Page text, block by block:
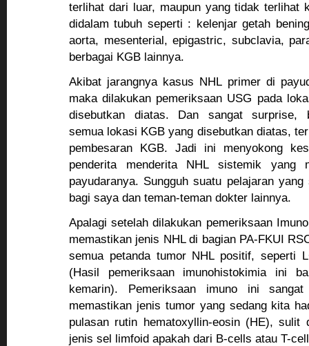
terlihat dari luar, maupun yang tidak terlihat
didalam tubuh seperti : kelenjar getah
aorta, mesenterial, epigastric, subclavia,
berbagai KGB lainnya.
Akibat jarangnya kasus NHL primer di
maka dilakukan pemeriksaan USG pada
disebutkan diatas. Dan sangat surprise,
semua lokasi KGB yang disebutkan diatas,
pembesaran KGB. Jadi ini menyokong
penderita menderita NHL sistemik yang
payudaranya. Sungguh suatu pelajaran yang
bagi saya dan teman-teman dokter lainnya.
Apalagi setelah dilakukan pemeriksaan
memastikan jenis NHL di bagian PA-FKUI
semua petanda tumor NHL positif, seperti
(Hasil pemeriksaan imunohistokimia ini
kemarin). Pemeriksaan imuno ini
memastikan jenis tumor yang sedang kita
pulasan rutin hematoxyllin-eosin (HE), sulit
jenis sel limfoid apakah dari B-cells atau T-